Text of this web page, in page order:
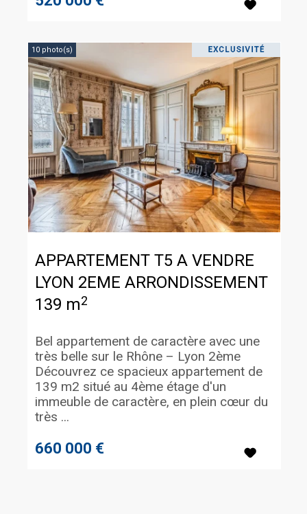
10 photo(s)
APPARTEMENT T5 A VENDRE
LYON 2EME ARRONDISSEMENT
139 m2
660 000 €
Bel appartement de caractère avec une
très belle sur le Rhône – Lyon 2ème
Découvrez ce spacieux appartement de
139 m2 situé au 4ème étage d'un
immeuble de caractère, en plein cœur du
très ...